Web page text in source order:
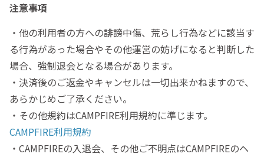
注意事項
・他の利用者の方への誹謗中傷、荒らし行為などに該当す
る行為があった場合やその他運営の妨げになると判断した
場合、強制退会となる場合があります。
・決済後のご返金やキャンセルは一切出来かねますので、
あらかじめご了承ください。
・その他規約はCAMPFIRE利用規約に準じます。
CAMPFIRE利用規約
・CAMPFIREの入退会、その他ご不明点はCAMPFIREのヘ